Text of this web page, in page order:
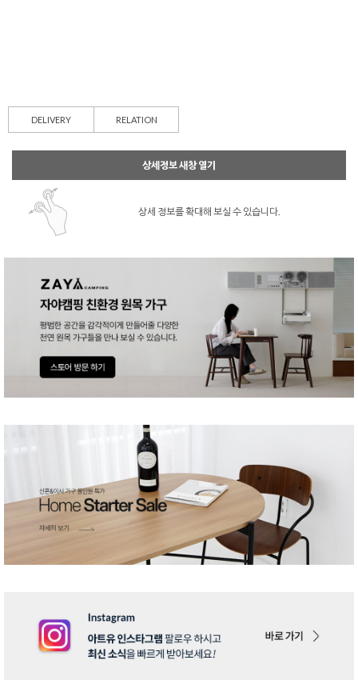
DELIVERY RELATION
상세정보 새창 열기
상세 정보를 확대해 보실 수 있습니다.